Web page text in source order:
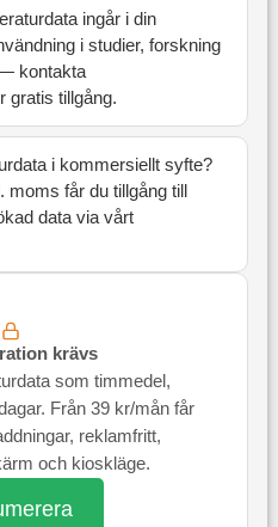
ingår i din
i studier, forskning
kontakta
gratis tillgång.
i kommersiellt syfte?
får du tillgång till
data via vårt
krävs
som timmedel,
Från 39 kr/mån får
reklamfritt,
och kioskläge.